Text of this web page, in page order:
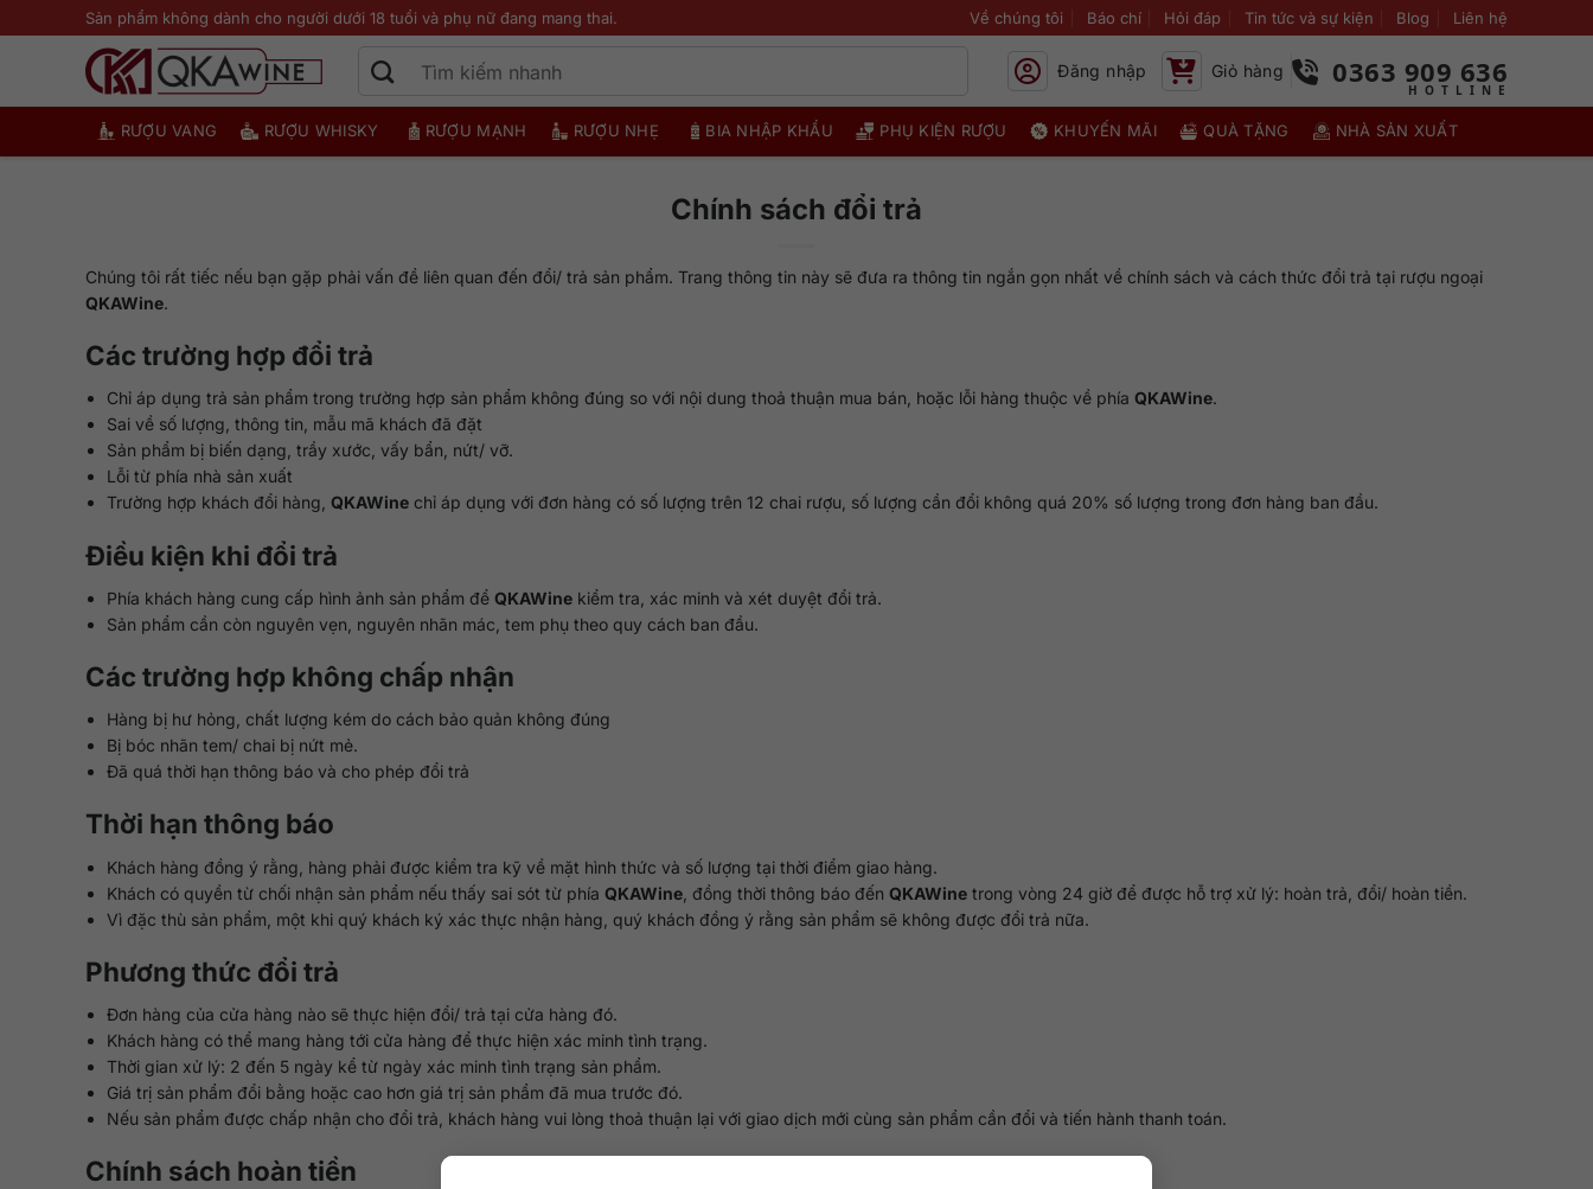
qua
Sản phẩm không dành cho người dưới 18 tuổi và phụ nữ đang mang thai. Về chúng tôi Báo chí Hỏi đáp Tin tức và sự kiện Blog Liên hệ
Đăng nhập Giỏ hàng 0363 909 636
RƯỢU VANG RƯỢU WHISKY RƯỢU MẠNH RƯỢU NHẸ BIA NHẬP KHẨU PHỤ KIỆN RƯỢU KHUYẾN MÃI QUÀ TẶNG NHÀ SẢN XUẤT
Chính sách đổi trả
Chúng tôi rất tiếc nếu bạn gặp phải vấn đề liên quan đến đổi/ trả sản phẩm. Trang thông tin này sẽ đưa ra thông tin ngắn gọn nhất về chính sách và cách thức đổi trả tại rượu ngoại
QKAWine.
Các trường hợp đổi trả
Chỉ áp dụng trả sản phẩm trong trường hợp sản phẩm không đúng so với nội dung thoả thuận mua bán, hoặc lỗi hàng thuộc về phíaQKAWine.
Sai về số lượng, thông tin, mẫu mã khách đã đặt
Sản phẩm bị biến dạng, trầy xước, vấy bẩn, nứt/ vỡ.
Lỗi từ phía nhà sản xuất
Trường hợp khách đổi hàng,QKAWine chỉ áp dụng với đơn hàng có số lượng trên 12 chai rượu, số lượng cần đổi không quá 20% số lượng trong đơn hàng ban đầu.
Điều kiện khi đổi trả
Phía khách hàng cung cấp hình ảnh sản phẩm đểQKAWine kiểm tra, xác minh và xét duyệt đổi trả.
Sản phẩm cần còn nguyên vẹn, nguyên nhãn mác, tem phụ theo quy cách ban đầu.
Các trường hợp không chấp nhận
Hàng bị hư hỏng, chất lượng kém do cách bảo quản không đúng
Bị bóc nhãn tem/ chai bị nứt mẻ.
Đã quá thời hạn thông báo và cho phép đổi trả
Thời hạn thông báo
Khách hàng đồng ý rằng, hàng phải được kiểm tra kỹ về mặt hình thức và số lượng tại thời điểm giao hàng.
Khách có quyền từ chối nhận sản phẩm nếu thấy sai sót từ phíaQKAWine , đồng thời thông báo đếnQKAWine trong vòng 24 giờ để được hỗ trợ xử lý: hoàn trả, đổi/ hoàn tiền.
Vì đặc thù sản phẩm, một khi quý khách ký xác thực nhận hàng, quý khách đồng ý rằng sản phẩm sẽ không được đổi trả nữa.
Phương thức đổi trả
Đơn hàng của cửa hàng nào sẽ thực hiện đổi/ trả tại cửa hàng đó.
Khách hàng có thể mang hàng tới cửa hàng để thực hiện xác minh tình trạng.
Thời gian xử lý: 2 đến 5 ngày kể từ ngày xác minh tình trạng sản phẩm.
Giá trị sản phẩm đổi bằng hoặc cao hơn giá trị sản phẩm đã mua trước đó.
Nếu sản phẩm được chấp nhận cho đổi trả, khách hàng vui lòng thoả thuận lại với giao dịch mới cùng sản phẩm cần đổi và tiến hành thanh toán.
Chính sách hoàn tiền